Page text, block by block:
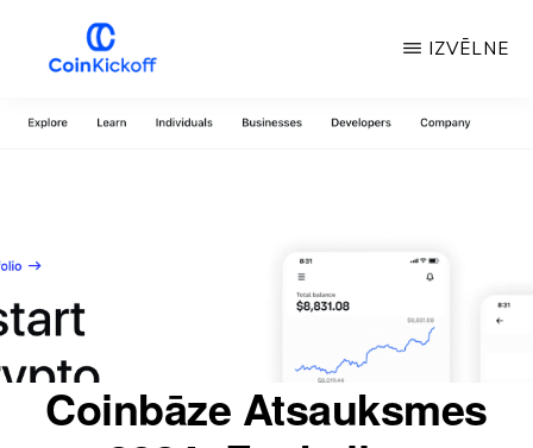
saturu
IZLAIŠANAS
IZVĒLNE
Coinbāze Atsauksmes